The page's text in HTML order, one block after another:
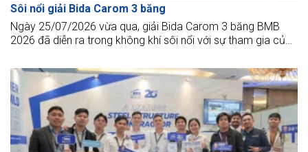
Sôi nổi giải Bida Carom 3 băng
Ngày 25/07/2026 vừa qua, giải Bida Carom 3 băng BMB
2026 đã diễn ra trong không khí sôi nổi với sự tham gia của